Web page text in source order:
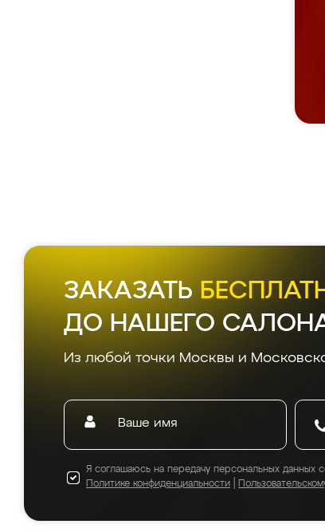
ЗАКАЗАТЬ
ДО НАШЕГО
Из любой точки Москвы и
Я соглашаюсь на передачу персональных данных
Политике конфиденциальности